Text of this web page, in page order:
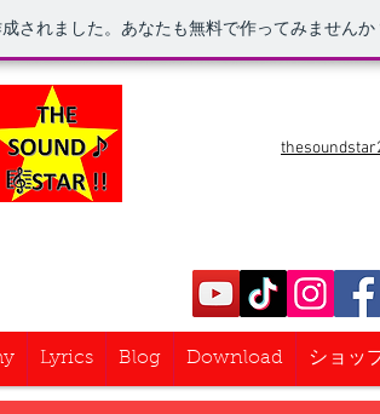
されました。あなたも無料で作ってみませんか
Lyrics Blog Download ショッ